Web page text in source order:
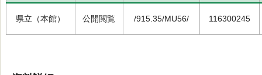
県立（本館） 公開閲覧 /915.35/MU56/ 116300245